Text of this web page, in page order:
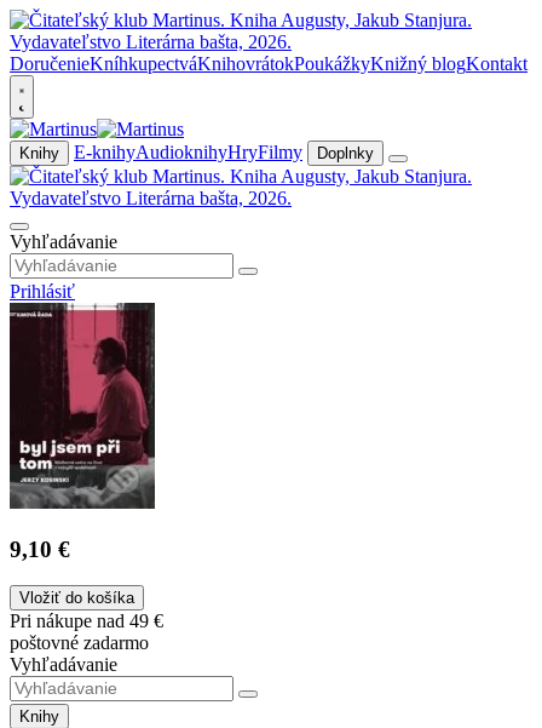
DoručenieKníhkupectváKnihovrátokPoukážkyKnižný blogKontakt
Knihy E-knihyAudioknihyHryFilmy Doplnky
Vyhľadávanie
Prihlásiť
9,10 €
Vložiť do košíka
Pri nákupe nad 49 €
poštovné zadarmo
Vyhľadávanie
Knihy